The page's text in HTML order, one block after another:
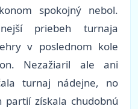
spokojný nebol.
priebeh turnaja
v poslednom kole
Nezažiaril ale ani
turnaj nádejne, no
partií získala chudobnú